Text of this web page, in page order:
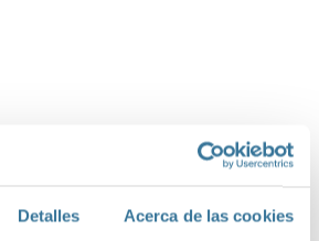
Detalles Acerca de las cookies